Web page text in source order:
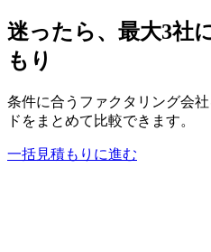
迷ったら、最大3社
もり
条件に合うファクタリング会
ドをまとめて比較できます。
一括見積もりに進む